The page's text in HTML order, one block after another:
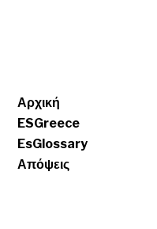
Αρχική
ESGreece
EsGlossary
Απόψεις